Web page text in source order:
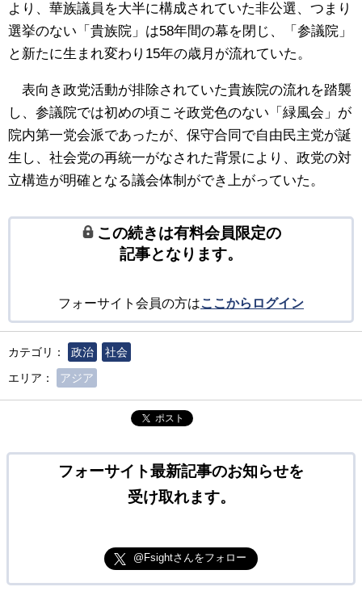
より、華族議員を大半に構成されていた非公選、つまり
選挙のない「貴族院」は58年間の幕を閉じ、「参議院」
と新たに生まれ変わり15年の歳月が流れていた。
表向き政党活動が排除されていた貴族院の流れを踏襲
し、参議院では初めの頃こそ政党色のない「緑風会」が
院内第一党会派であったが、保守合同で自由民主党が誕
生し、社会党の再統一がなされた背景により、政党の対
立構造が明確となる議会体制ができ上がっていた。
この続きは有料会員限定の
記事となります。
フォーサイト会員の方はここからログイン
カテゴリ： 政治
社会
エリア：
アジア
ポスト
フォーサイト最新記事のお知らせを
受け取れます。
@Fsightさんをフォロー